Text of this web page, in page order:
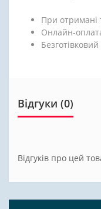
При отримані
Онлайн-
Відгуки (0)
Відгуків про цей